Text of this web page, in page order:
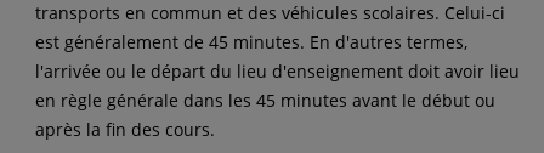
transports en commun et des véhicules scolaires. Celui-ci
est généralement de 45 minutes. En d'autres termes,
l'arrivée ou le départ du lieu d'enseignement doit avoir lieu
en règle générale dans les 45 minutes avant le début ou
après la fin des cours.